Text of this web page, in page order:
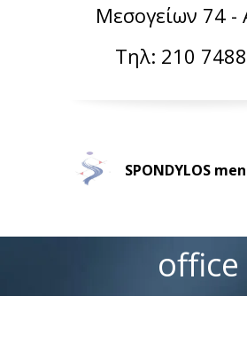
Μεσογείων 74 -
Τηλ: 210
SPONDYLOS
office